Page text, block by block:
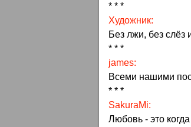
* * *
Художник:
Без лжи, без слёз
* * *
james:
Всеми нашими
* * *
SakuraMi:
Любовь - это